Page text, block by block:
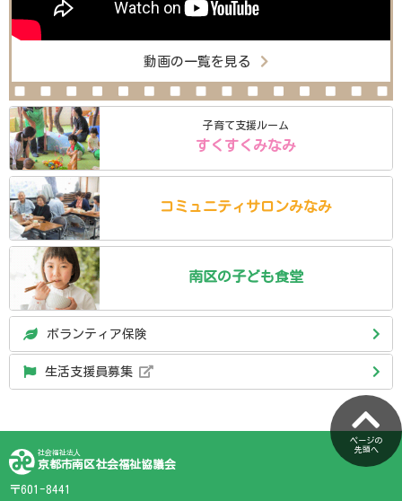
動画の一覧を見る
子育て支援ルーム
すくすくみなみ
コミュニティ サロンみなみ
南区の子ども食堂
ボランティア保険
生活支援員募集
ページの
先頭へ
社会福祉法人
京都市南区社会福祉協議会
〒601-8441